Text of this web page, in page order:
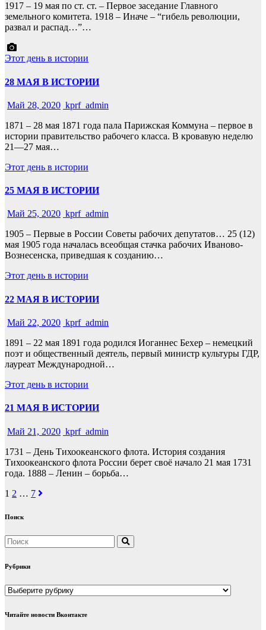
1917 – 19 мая по ст. ст. – Первое заседание Главного
земельного комитета. 1918 – Иначе – “гибель революции,
развал и распад…”…
Этот день в истории
28 МАЯ В ИСТОРИИ
Май 28, 2020 kprf_admin
1871 – 28 мая 1871 года пала Парижская Коммуна – первое в
истории правительство рабочего класса. В кровавую неделю
21—27 мая…
Этот день в истории
25 МАЯ В ИСТОРИИ
Май 25, 2020 kprf_admin
1905 – Первые в России Советы рабочих депутатов… 25 (12)
мая 1905 года началась всеобщая стачка рабочих Иваново-
Вознесенска, приведшая к созданию…
Этот день в истории
22 МАЯ В ИСТОРИИ
Май 22, 2020 kprf_admin
1891 – 22 мая 1891 года родился Иоганнес Бехер – немецкий
поэт и общественный деятель, первый министр культуры ГДР,
лауреат Международной…
Этот день в истории
21 МАЯ В ИСТОРИИ
Май 21, 2020 kprf_admin
1731 – День Тихоокеанского флота. История создания
Тихоокеанского флота России берет своё начало 21 мая 1731
года. 1888 – Ленин – борьба…
Навигация
по
1 2 … 7
Поиск
Рубрики
Рубрики
Читайте новости Вконтакте